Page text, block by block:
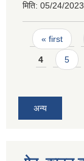
मिति: 05/24/
Pages
« first
4 5
अन्य